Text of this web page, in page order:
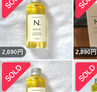
2,690円 2,890円